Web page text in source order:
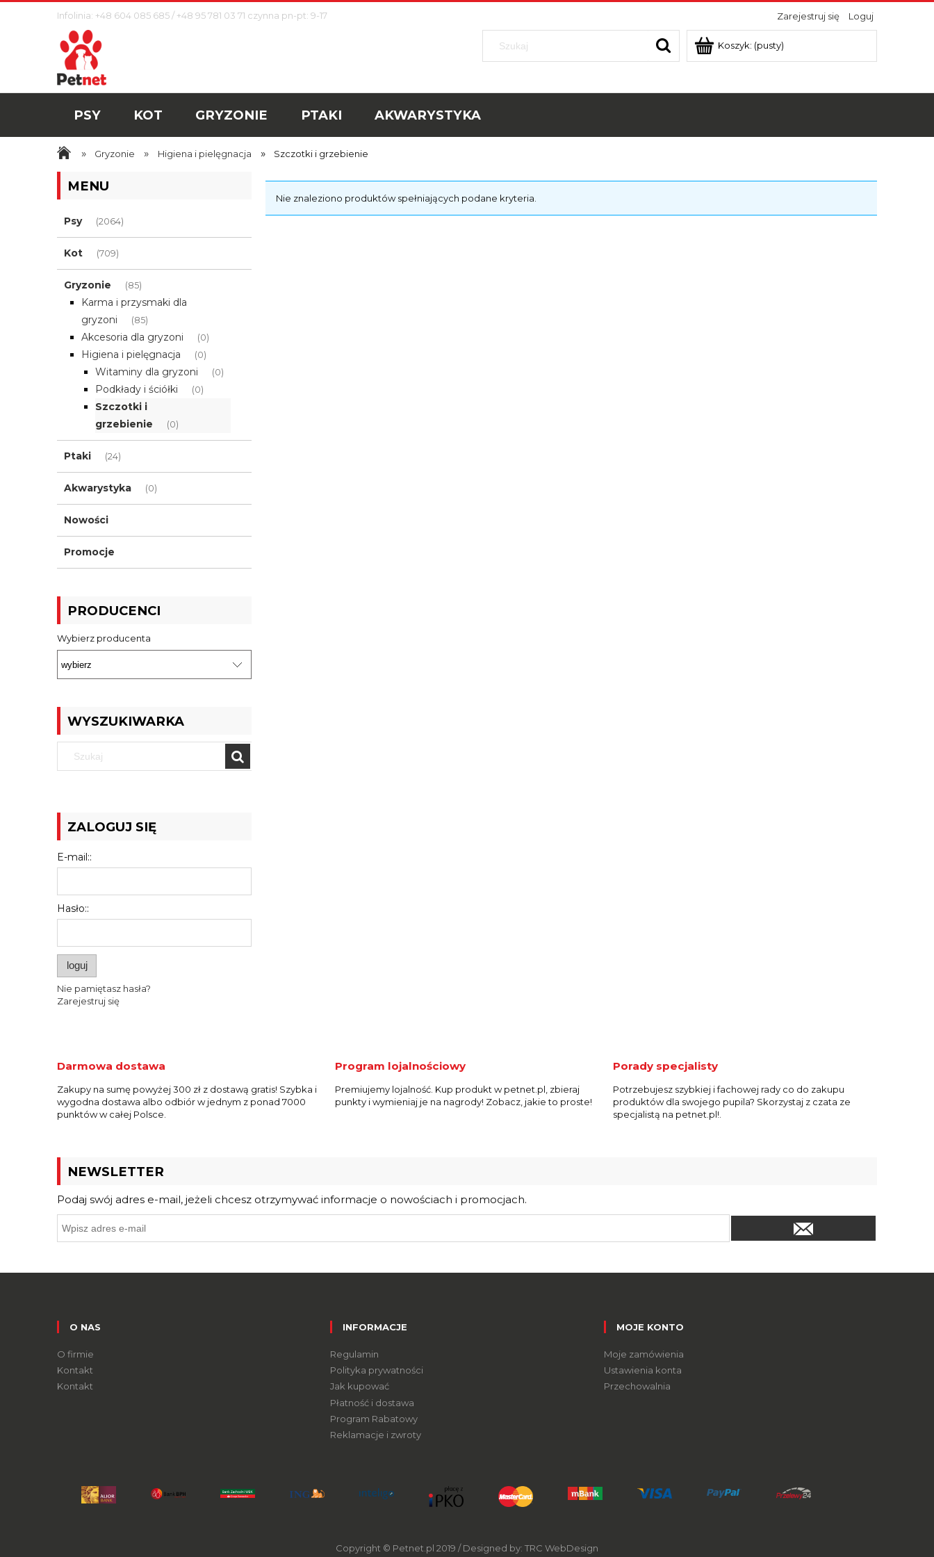
Infolinia: +48 604 085 685 / +48 95 781 03 71 czynna pn-pt: 9-17 Zarejestruj się Loguj
Koszyk: (pusty)
PSY KOT GRYZONIE PTAKI AKWARYSTYKA
» Gryzonie » Higiena i pielęgnacja » Szczotki i grzebienie
MENU
Psy (2064)
Kot (709)
Gryzonie (85)
Karma i przysmaki dla
gryzoni
(85)
Akcesoria dla gryzoni (0)
Higiena i pielęgnacja (0)
Witaminy dla gryzoni (0)
Podkłady i ściółki (0)
Szczotki i
grzebienie
(0)
Ptaki (24)
Akwarystyka (0)
Nowości
Promocje
PRODUCENCI
Wybierz producenta
WYSZUKIWARKA
ZALOGUJ SIĘ
E-mail::
Hasło::
loguj
Nie pamiętasz hasła?
Zarejestruj się
Nie znaleziono produktów spełniających podane kryteria.
Darmowa dostawa
Zakupy na sumę powyżej 300 zł z dostawą gratis! Szybka i
wygodna dostawa albo odbiór w jednym z ponad 7000
punktów w całej Polsce.
Program lojalnościowy
Premiujemy lojalność. Kup produkt w petnet.pl, zbieraj
punkty i wymieniaj je na nagrody! Zobacz, jakie to proste!
Porady specjalisty
Potrzebujesz szybkiej i fachowej rady co do zakupu
produktów dla swojego pupila? Skorzystaj z czata ze
specjalistą na petnet.pl!.
NEWSLETTER
Podaj swój adres e-mail, jeżeli chcesz otrzymywać informacje o nowościach i promocjach.
O NAS
O firmie
Kontakt
Kontakt
INFORMACJE
Regulamin
Polityka prywatności
Jak kupować
Płatność i dostawa
Program Rabatowy
Reklamacje i zwroty
MOJE KONTO
Moje zamówienia
Ustawienia konta
Przechowalnia
Copyright © Petnet.pl 2019 / Designed by: TRC WebDesign